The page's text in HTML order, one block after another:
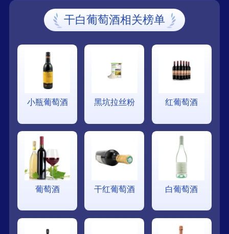
干白葡萄酒相关榜单
小瓶葡萄酒 黑坑拉丝粉 红葡萄酒
葡萄酒 干红葡萄酒 白葡萄酒